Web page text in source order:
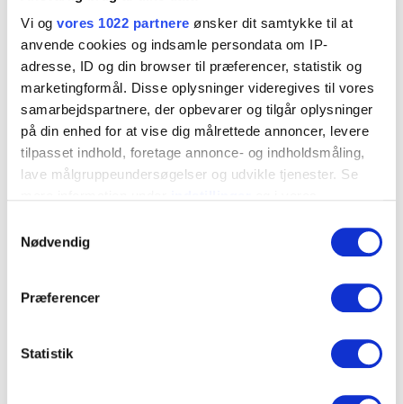
Vi og vores 1022 partnere ønsker dit samtykke til at
anvende cookies og indsamle persondata om IP-
adresse, ID og din browser til præferencer, statistik og
marketingformål. Disse oplysninger videregives til vores
samarbejdspartnere, der opbevarer og tilgår oplysninger
på din enhed for at vise dig målrettede annoncer, levere
tilpasset indhold, foretage annonce- og indholdsmåling,
lave målgruppeundersøgelser og udvikle tjenester. Se
tilbage eller ændre indstillinger fra vores
"Cookiedeklaration", eller ved at trykke på "Privacy
Indsamle præcise oplysninger om din placering, der
Identificere din enhed baseret på en scanning af
Nødvendig
Præferencer
Statistik
▼ 901024 2x0,9
▼ 901026 2x0,9 4,8x19
▼ 901048 2x0,9 4,8x19
▼ 901025 2x0,9 4,8x19
901052 4,8x19
901029 4,8x19